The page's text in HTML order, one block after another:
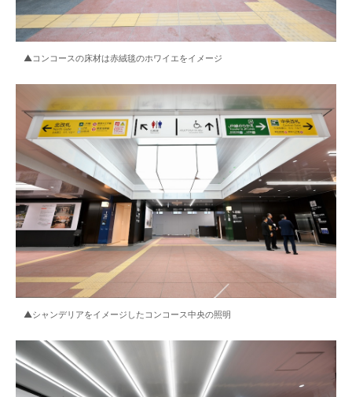
▲コンコースの床材は赤絨毯のホワイエをイメージ
▲シャンデリアをイメージしたコンコース中央の照明